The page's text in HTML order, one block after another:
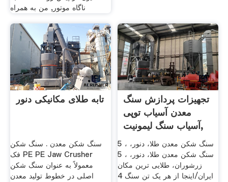
ناگاه موتور, من به همراه
تابه طلای مکانیکی دنور
سنگ شکن معدن . سنگ شکن
فک PE PE Jaw Crusher
معمولاً به عنوان سنگ شکن
اصلی در خطوط تولید معدن
تجهیزات پردازش سنگ
معدن آسیاب توپی
آسیاب سنگ لیمونیت,
سنگ شکن معدن طلا، دنور، ، 5
سنگ شکن معدن طلا، دنور، ، 5
زرشوران، طلایی ترین مکان
ایران/اینجا از هر یک تن سنگ 4